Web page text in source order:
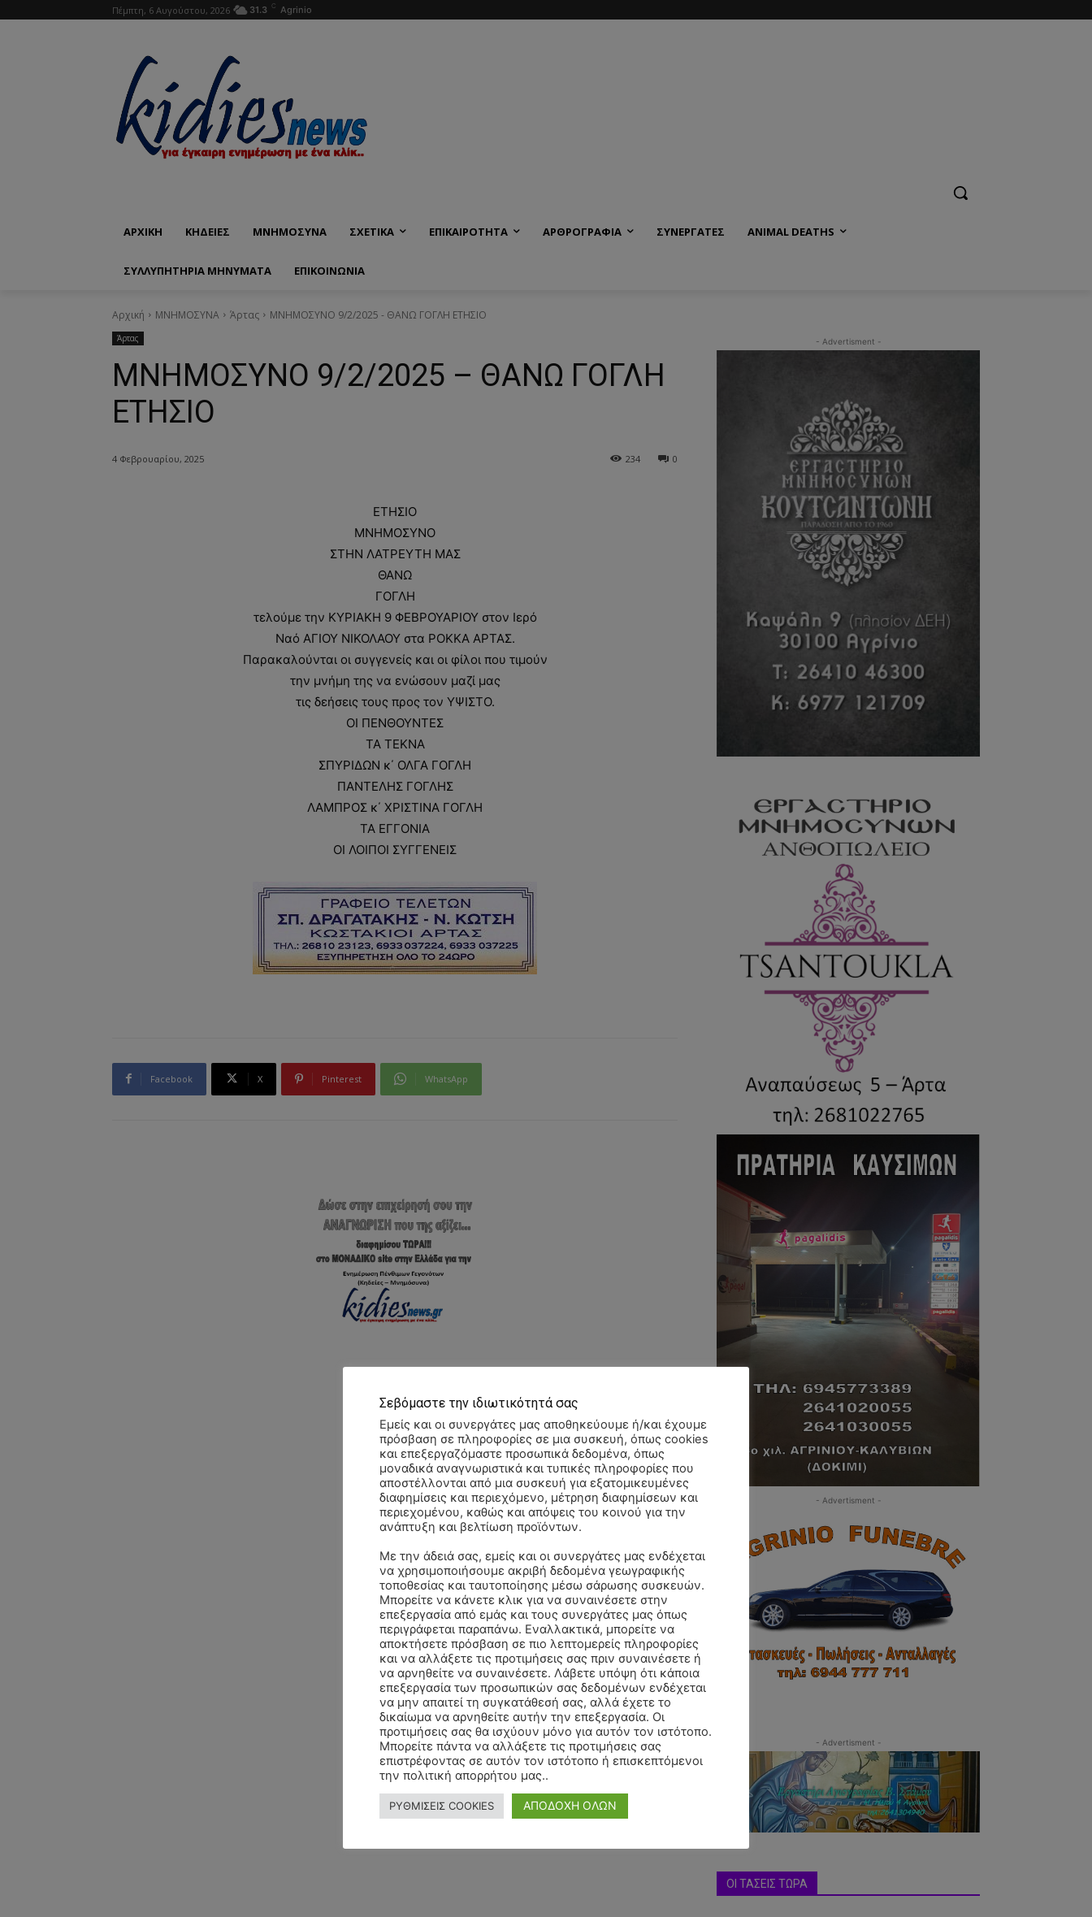
Πέμπτη, 6 Αυγούστου, 2026 31.3 C Agrinio
ΑΡΧΙΚΗ ΚΗΔΕΙΕΣ ΜΝΗΜΟΣΥΝΑ ΣΧΕΤΙΚΑ ΕΠΙΚΑΙΡΟΤΗΤΑ ΑΡΘΡΟΓΡΑΦΙΑ ΣΥΝΕΡΓΑΤΕΣ ANIMAL DEATHS
ΣΥΛΛΥΠΗΤΗΡΙΑ ΜΗΝΥΜΑΤΑ ΕΠΙΚΟΙΝΩΝΊΑ
Αρχική ΜΝΗΜΟΣΥΝΑ Άρτας ΜΝΗΜΟΣΥΝΟ 9/2/2025 - ΘΑΝΩ ΓΟΓΛΗ ΕΤΗΣΙΟ
Άρτας
ΜΝΗΜΟΣΥΝΟ 9/2/2025 – ΘΑΝΩ ΓΟΓΛΗ
ΕΤΗΣΙΟ
4 Φεβρουαρίου, 2025 0
234
ΕΤΗΣΙΟ
ΜΝΗΜΟΣΥΝΟ
ΣΤΗΝ ΛΑΤΡΕΥΤΗ ΜΑΣ
ΘΑΝΩ
ΓΟΓΛΗ
τελούμε την ΚΥΡΙΑΚΗ 9 ΦΕΒΡΟΥΑΡΙΟΥ στον Ιερό
Ναό ΑΓΙΟΥ ΝΙΚΟΛΑΟΥ στα ΡΟΚΚΑ ΑΡΤΑΣ.
Παρακαλούνται οι συγγενείς και οι φίλοι που τιμούν
την μνήμη της να ενώσουν μαζί μας
τις δεήσεις τους προς τον ΥΨΙΣΤΟ.
ΟΙ ΠΕΝΘΟΥΝΤΕΣ
ΤΑ ΤΕΚΝΑ
ΣΠΥΡΙΔΩΝ κ΄ ΟΛΓΑ ΓΟΓΛΗ
ΠΑΝΤΕΛΗΣ ΓΟΓΛΗΣ
ΛΑΜΠΡΟΣ κ΄ ΧΡΙΣΤΙΝΑ ΓΟΓΛΗ
ΤΑ ΕΓΓΟΝΙΑ
ΟΙ ΛΟΙΠΟΙ ΣΥΓΓΕΝΕΙΣ
Facebook X Pinterest WhatsApp
- Advertisment -
- Advertisment -
- Advertisment -
ΟΙ ΤΑΣΕΙΣ ΤΩΡΑ
Σεβόμαστε την ιδιωτικότητά σας
Εμείς και οι συνεργάτες μας αποθηκεύουμε ή/και έχουμε
πρόσβαση σε πληροφορίες σε μια συσκευή, όπως cookies
και επεξεργαζόμαστε προσωπικά δεδομένα, όπως
μοναδικά αναγνωριστικά και τυπικές πληροφορίες που
αποστέλλονται από μια συσκευή για εξατομικευμένες
διαφημίσεις και περιεχόμενο, μέτρηση διαφημίσεων και
περιεχομένου, καθώς και απόψεις του κοινού για την
ανάπτυξη και βελτίωση προϊόντων.
Με την άδειά σας, εμείς και οι συνεργάτες μας ενδέχεται
να χρησιμοποιήσουμε ακριβή δεδομένα γεωγραφικής
τοποθεσίας και ταυτοποίησης μέσω σάρωσης συσκευών.
Μπορείτε να κάνετε κλικ για να συναινέσετε στην
επεξεργασία από εμάς και τους συνεργάτες μας όπως
περιγράφεται παραπάνω. Εναλλακτικά, μπορείτε να
αποκτήσετε πρόσβαση σε πιο λεπτομερείς πληροφορίες
και να αλλάξετε τις προτιμήσεις σας πριν συναινέσετε ή
να αρνηθείτε να συναινέσετε. Λάβετε υπόψη ότι κάποια
επεξεργασία των προσωπικών σας δεδομένων ενδέχεται
να μην απαιτεί τη συγκατάθεσή σας, αλλά έχετε το
δικαίωμα να αρνηθείτε αυτήν την επεξεργασία. Οι
προτιμήσεις σας θα ισχύουν μόνο για αυτόν τον ιστότοπο.
Μπορείτε πάντα να αλλάξετε τις προτιμήσεις σας
επιστρέφοντας σε αυτόν τον ιστότοπο ή επισκεπτόμενοι
την πολιτική απορρήτου μας..
ΡΥΘΜΙΣΕΙΣ COOKIES ΑΠΟΔΟΧΗ ΟΛΩΝ